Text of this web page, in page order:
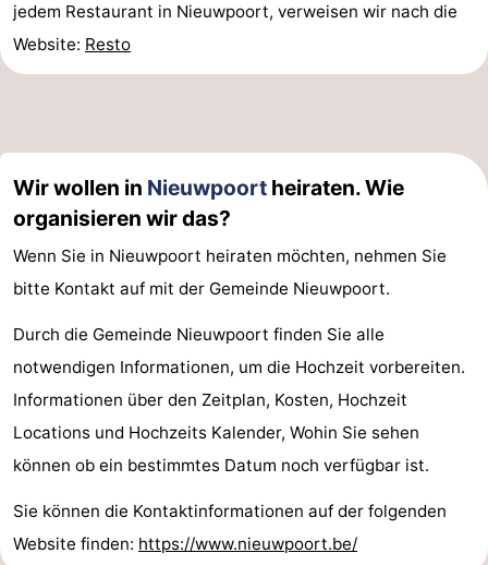
jedem Restaurant in Nieuwpoort, verweisen wir nach die
Website: Resto
Wir wollen in Nieuwpoort heiraten. Wie
organisieren wir das?
Wenn Sie in Nieuwpoort heiraten möchten, nehmen Sie
bitte Kontakt auf mit der Gemeinde Nieuwpoort.
Durch die Gemeinde Nieuwpoort finden Sie alle
notwendigen Informationen, um die Hochzeit vorbereiten.
Informationen über den Zeitplan, Kosten, Hochzeit
Locations und Hochzeits Kalender, Wohin Sie sehen
können ob ein bestimmtes Datum noch verfügbar ist.
Sie können die Kontaktinformationen auf der folgenden
Website finden: https://www.nieuwpoort.be/